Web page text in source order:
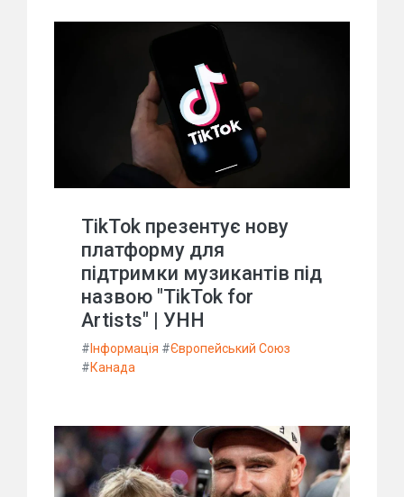
TikTok презентує нову
платформу для
підтримки музикантів під
назвою "TikTok for
Artists" | УНН
# Інформація #Європейський Союз
#Канада